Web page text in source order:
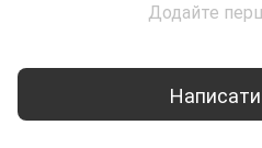
Додайте
Написати